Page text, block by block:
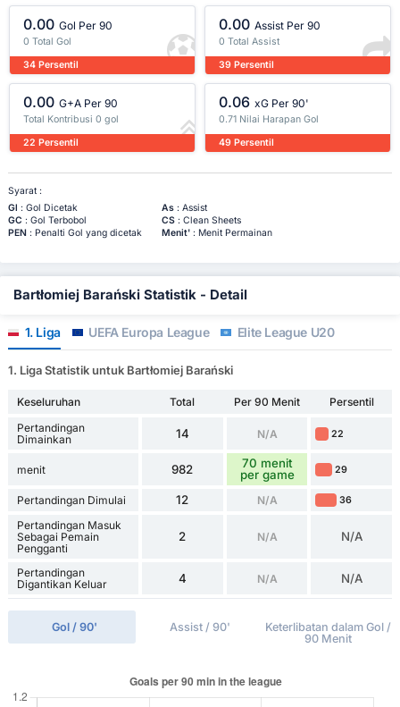
0.00 Gol Per 90
0 Total Gol
34 Persentil
0.00 Assist Per 90
0 Total Assist
39 Persentil
0.00 G+A Per 90
Total Kontribusi 0 gol
22 Persentil
0.06 xG Per 90'
0.71 Nilai Harapan Gol
49 Persentil
Syarat :
Gl : Gol Dicetak As: Assist
GC : Gol Terbobol CS: Clean Sheets
PEN: Penalti Gol yang dicetak Menit': Menit Permainan
Bartłomiej Barański Statistik - Detail
1. Liga UEFA Europa League Elite League U20
1. Liga Statistik untuk Bartłomiej Barański
Keseluruhan Total Per 90 Menit
Persentil
Pertandingan
Dimainkan
14 N/A 22
menit 982
70 menit
per game
29
Pertandingan Dimulai 12 N/A 36
Pertandingan Masuk
Sebagai Pemain
Pengganti
2 N/A N/A
Pertandingan
Digantikan Keluar
4 N/A N/A
Gol / 90' Assist / 90'
Keterlibatan dalam Gol /
90 Menit